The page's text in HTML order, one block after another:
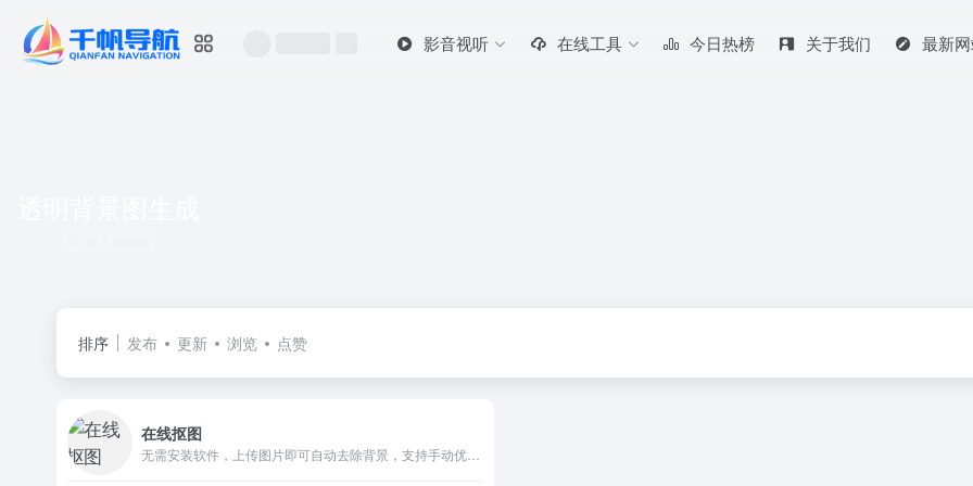
影音视听 在线工具 今日热榜 关于我们 最新
排序 发布 更新 浏览 点赞
在线抠图